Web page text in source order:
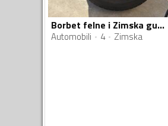
Borbet felne i Zimska gume
Automobili 4 Zimska